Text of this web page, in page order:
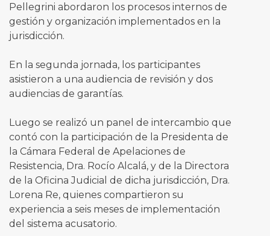
Pellegrini abordaron los procesos internos de
gestión y organización implementados en la
jurisdicción.
En la segunda jornada, los participantes
asistieron a una audiencia de revisión y dos
audiencias de garantías.
Luego se realizó un panel de intercambio que
contó con la participación de la Presidenta de
la Cámara Federal de Apelaciones de
Resistencia, Dra. Rocío Alcalá, y de la Directora
de la Oficina Judicial de dicha jurisdicción, Dra.
Lorena Re, quienes compartieron su
experiencia a seis meses de implementación
del sistema acusatorio.